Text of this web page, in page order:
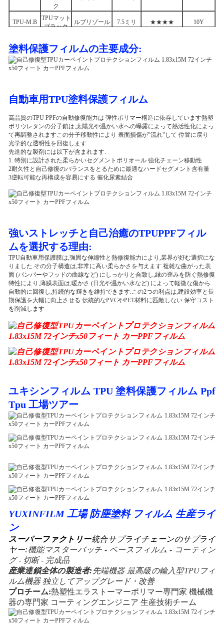
ク
TPU-M.B
TPUマット
ブラック
ルブリゾール 7.5ミリ ★★★★ 10Y
塗料保護フィルムの主要成分:
自動車用TPU塗料保護フィルム
高品質のTPU PPFの自動修復能力は 弾性ポリマー構造に依存しています熱塑
ポリウレタンの分子鎖は,太陽光や温かい水への曝露によって熱活性化によっ
て再調整されますこの分子移動性により 表面損傷が"流れ"して 位置に戻り
光学的な透明性を回復します
先進的な製剤には以下が含まれます.
1. 特別に設計された柔らかいセグメントポリオール 強化チェーン移動性
2耐久性と自己修復のバランスをとるために最適なハードセグメント含有量
3逆転可能な再構成を容易にする 催化尿素結合
強いストレッチと自己治癒のTPUPPFフィル
ムを選択する理由:
TPU自動車用保護膜は,強固な伸縮性と熱修復能力により,業界が好む選択にな
りました.その分子構造は,非常に高い柔らかさを与えます.複雑な曲がった表
面 (バンパーやフッドの曲線など) にしっかりと合致し,縁の歪みを防ぐ熱修復
特性により,薄膜表面は,暖かさ (日光や温かい水など) によって軽微な傷から
自動的に回復し,持続的な輝きを維持できます.この2つの利点は,建設効率と長
期保護を大幅に向上させる.伝統的なPVCやPET材料に匹敵しない 保守コスト
を削減します
ユキシンフィルム TPU 塗料保護フィルム Ppf
Tpu 工場ツアー
YUXINFILM 工場 防塵塗料 フィルム 生産ライ
ン
スーパーファクトリー統合サプライチェーンのサプライ
ヤー:機能マスターバッチ - ベースフィルム - コーティン
グ - 切断 - 完成品
産業連鎖全体の製造者:先端機器 最高級の輸入型TPUフィ
ルム機器 独立してアップグレード・改善
プロチーム:熱塑性エラストーマーポリマー専門家 機械機
器の専門家 コーティングエンジニア 生産技術チーム